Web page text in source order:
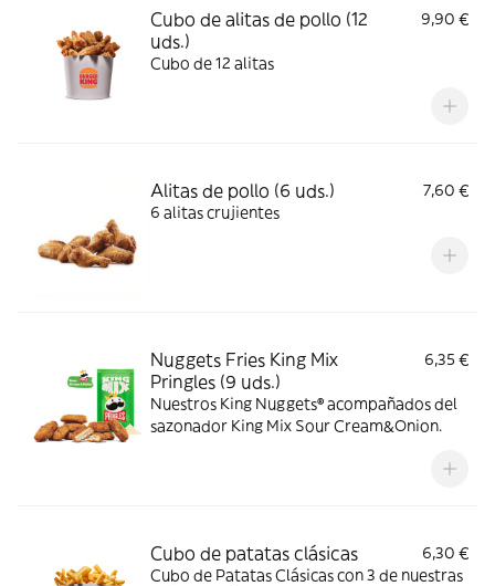
Cubo de alitas de pollo (12
uds.)
9,90 €
Cubo de 12 alitas
Alitas de pollo (6 uds.)
7,60 €
6 alitas crujientes
Nuggets Fries King Mix
Pringles (9 uds.)
6,35 €
Nuestros King Nuggets® acompañados del
sazonador King Mix Sour Cream&Onion.
Cubo de patatas clásicas
6,30 €
Cubo de Patatas Clásicas con 3 de nuestras